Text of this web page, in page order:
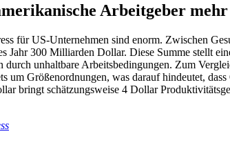
Arbeitgeber
für US-Unternehmen sind enorm. Zwischen
Jahr 300 Milliarden Dollar. Diese Summe stellt
durch unhaltbare Arbeitsbedingungen. Zum
um Größenordnungen, was darauf hindeutet,
bringt schätzungsweise 4 Dollar